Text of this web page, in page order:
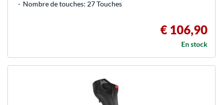
Nombre de touches: 27 Touches
€ 106,90
En stock